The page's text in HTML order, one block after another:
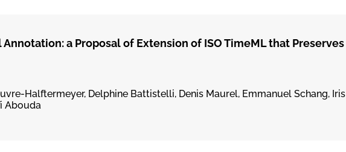
a Proposal of Extension of ISO TimeML that Preserves
Halftermeyer, Delphine Battistelli, Denis Maurel, Emmanuel Schang, Iris
Abouda